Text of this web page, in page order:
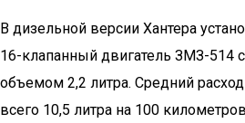
В дизельной версии Хантера
16-клапанный двигатель ЗМЗ-514
объемом 2,2 литра. Средний
всего 10,5 литра на 100